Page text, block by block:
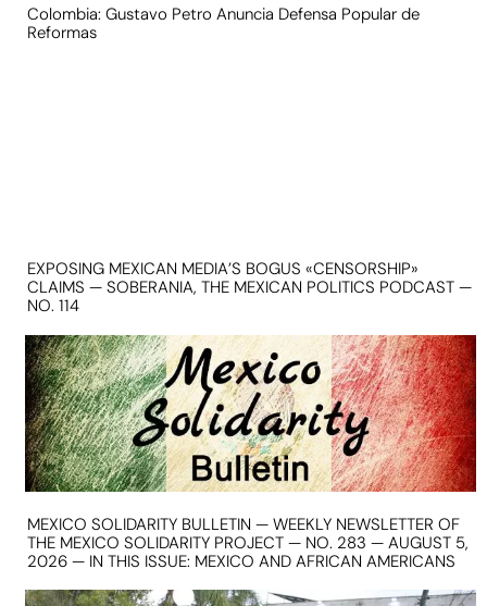
Colombia: Gustavo Petro Anuncia Defensa Popular de
Reformas
EXPOSING MEXICAN MEDIA’S BOGUS «CENSORSHIP»
CLAIMS — SOBERANIA, THE MEXICAN POLITICS PODCAST —
NO. 114
MEXICO SOLIDARITY BULLETIN — WEEKLY NEWSLETTER OF
THE MEXICO SOLIDARITY PROJECT — NO. 283 — AUGUST 5,
2026 — IN THIS ISSUE: MEXICO AND AFRICAN AMERICANS